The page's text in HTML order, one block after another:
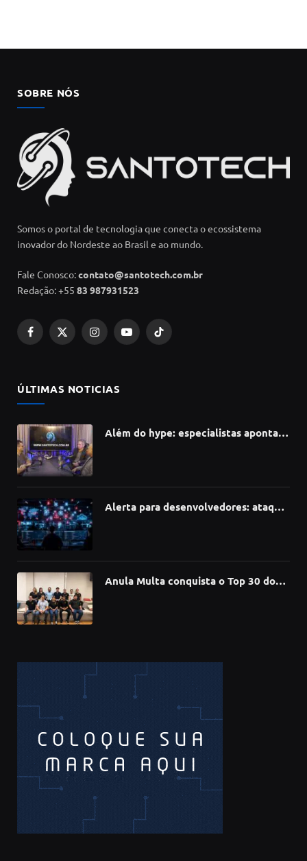
SOBRE NÓS
Somos o portal de tecnologia que conecta o ecossistema
inovador do Nordeste ao Brasil e ao mundo.
Fale Conosco:contato@santotech.com.br
Redação: +55 83 987931523
Facebook
X
InstagramYouTubeTikTok
ÚLTIMAS NOTICIAS
Além do hype: especialistas apontam
Alerta para desenvolvedores: ataque
Anula Multa conquista o Top 30 do